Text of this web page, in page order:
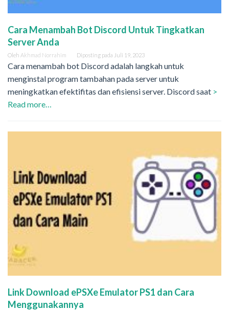
Cara Menambah Bot Discord Untuk Tingkatkan
Server Anda
Oleh Akhmad Norrahim Diposting pada Juli 19, 2023
Cara menambah bot Discord adalah langkah untuk
menginstal program tambahan pada server untuk
meningkatkan efektifitas dan efisiensi server. Discord saat >
Read more…
Link Download ePSXe Emulator PS1 dan Cara
Menggunakannya